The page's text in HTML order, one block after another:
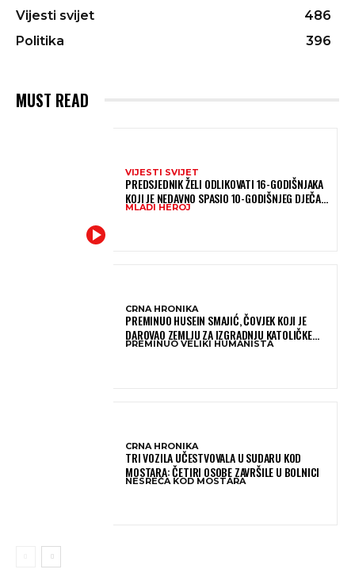
Vijesti svijet
486
Politika
396
MUST READ
VIJESTI SVIJET
PREDSJEDNIK ŽELI ODLIKOVATI 16-GODIŠNJAKA
KOJI JE NEDAVNO SPASIO 10-GODIŠNJEG DJEČAKA
IZ SMRTONOSNIH VALOVA
MLADI HEROJ
CRNA HRONIKA
PREMINUO HUSEIN SMAJIĆ, ČOVJEK KOJI JE
DAROVAO ZEMLJU ZA IZGRADNJU KATOLIČKE
CRKVE U BUGOJNU
PREMINUO VELIKI HUMANISTA
CRNA HRONIKA
TRI VOZILA UČESTVOVALA U SUDARU KOD
MOSTARA: ČETIRI OSOBE ZAVRŠILE U BOLNICI
NESREĆA KOD MOSTARA